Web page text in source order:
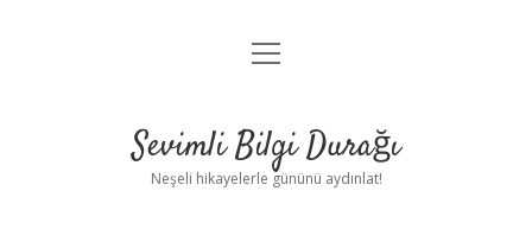
Anasayfa
Yasal Uyarı
menüyü
Sevimli Bilgi Durağı
Neşeli hikayelerle gününü aydınlat!